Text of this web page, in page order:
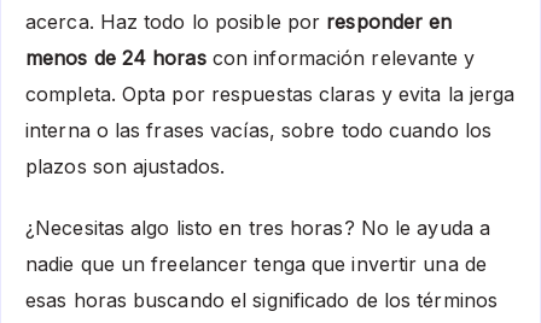
acerca. Haz todo lo posible por responder en
menos de 24 horas con información relevante y
completa. Opta por respuestas claras y evita la jerga
interna o las frases vacías, sobre todo cuando los
plazos son ajustados.
¿Necesitas algo listo en tres horas? No le ayuda a
nadie que un freelancer tenga que invertir una de
esas horas buscando el significado de los términos